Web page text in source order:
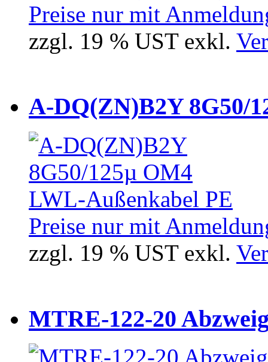
Preise nur mit
zzgl. 19 % UST exkl.
A-DQ(ZN)B2Y 8G50/
Preise nur mit
zzgl. 19 % UST exkl.
MTRE-122-20